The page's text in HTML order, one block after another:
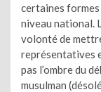
certaines formes
niveau national.
volonté de
représentatives
pas l’ombre du
musulman